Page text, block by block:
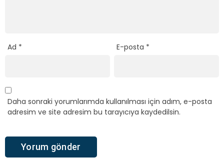
Ad * E-posta *
Daha sonraki yorumlarımda kullanılması için adım, e-posta
adresim ve site adresim bu tarayıcıya kaydedilsin.